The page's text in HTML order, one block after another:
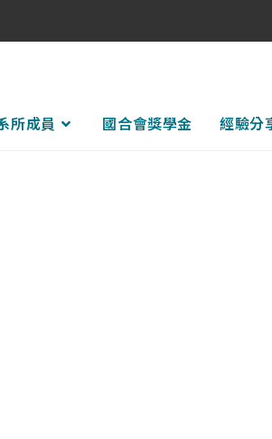
所成員 國合會獎學金 經驗分